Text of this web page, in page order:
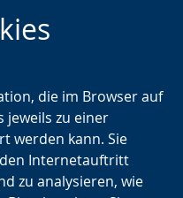
die im Browser auf
jeweils zu einer
werden kann. Sie
Internetauftritt
zu analysieren, wie